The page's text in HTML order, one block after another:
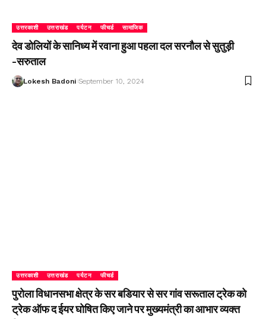
उत्तरकाशी उत्तराखंड पर्यटन फीचर्ड सामाजिक
देव डोलियों के सानिध्य में रवाना हुआ पहला दल सरनौल से सुतुड़ी
-सरुताल
Lokesh Badoni September 10, 2024
उत्तरकाशी उत्तराखंड पर्यटन फीचर्ड
पुरोला विधानसभा क्षेत्र के सर बडियार से सर गांव सरूताल ट्रेक को
ट्रेक ऑफ द ईयर घोषित किए जाने पर मुख्यमंत्री का आभार व्यक्त